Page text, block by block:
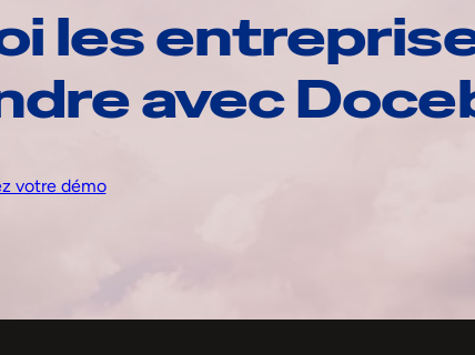
les
avec
votre démo